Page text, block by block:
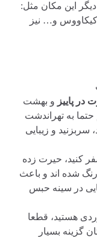
این مکان مثل:
و… نیز
در پاییز و بهشت
به تهراندشت
سربزنید و زیبایی
کنید، حیرت زده
شده اند و باعث
در سینه حبس
هستید، قطعا
گزینه بسیار